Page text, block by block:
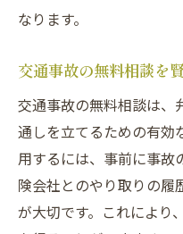
なります。
交通事故の無料相談を
交通事故の無料相談は、
通しを立てるための有効
用するには、事前に事故
険会社とのやり取りの履
が大切です。これにより